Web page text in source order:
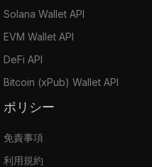
Solana Wallet API
EVM Wallet API
DeFi API
Bitcoin (xPub) Wallet API
ポリシー
免責事項
利用規約